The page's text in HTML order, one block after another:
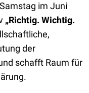
im Juni
„Richtig. Wichtig.
der
schafft Raum für